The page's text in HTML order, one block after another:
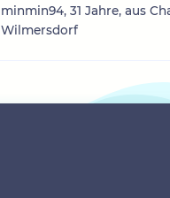
minmin94, 31 Jahre, aus
Wilmersdorf